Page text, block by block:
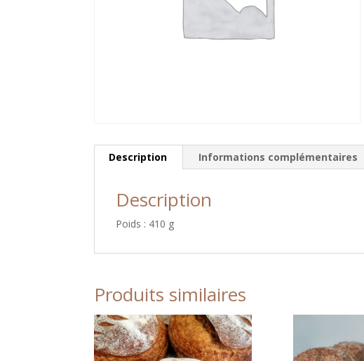
Description Informations complémentaires
Description
Poids : 410 g
Produits similaires